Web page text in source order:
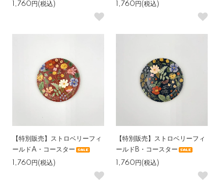
1,760円(税込)
1,760円(税込)
【特別販売】ストロベリーフィ
ールドA・コースター
1,760円(税込)
【特別販売】ストロベリーフィ
ールドB・コースター
1,760円(税込)